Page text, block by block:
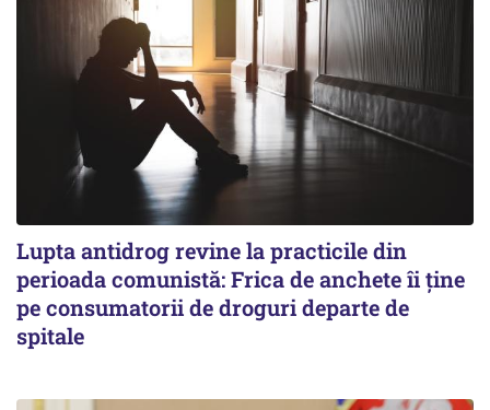
Lupta antidrog revine la practicile din
perioada comunistă: Frica de anchete îi ține
pe consumatorii de droguri departe de
spitale